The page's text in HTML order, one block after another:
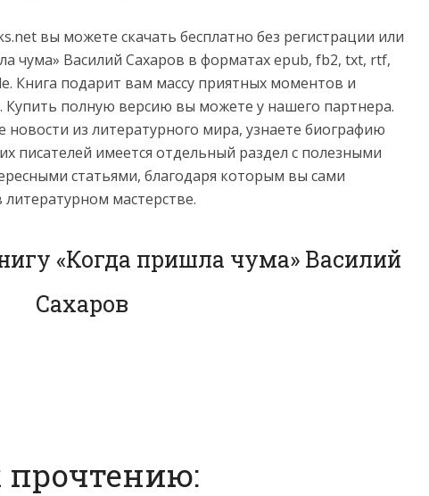
вы можете скачать бесплатно без регистрации или
чума» Василий Сахаров в форматах epub, fb2, txt, rtf,
Книга подарит вам массу приятных моментов и
Купить полную версию вы можете у нашего партнера.
новости из литературного мира, узнаете биографию
имеется отдельный раздел с полезными
статьями, благодаря которым вы сами
мастерстве.
«Когда пришла чума» Василий
Сахаров
прочтению: